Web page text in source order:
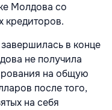
Молдова со
кредиторов.
в конце
не получила
на общую
после того,
на себя